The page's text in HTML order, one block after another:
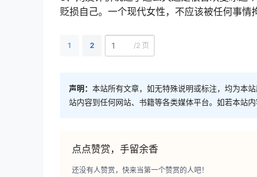
贬损自己。一个现代女性，不应该被任何事情
1 2 /2 页
声明： 本站所有文章，如无特殊说明或标注，均为本
站内容到任何网站、书籍等各类媒体平台。如若本站
点点赞赏，手留余香
还没有人赞赏，快来当第一个赞赏的人吧！